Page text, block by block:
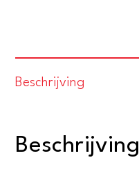
Beschrijving
Beschrijving